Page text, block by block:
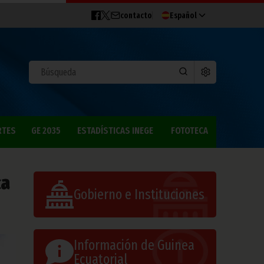
contacto Español
GE 2035 ESTADÍSTICAS INEGE FOTOTECA
Gobierno e Instituciones
Información de Guinea
Ecuatorial